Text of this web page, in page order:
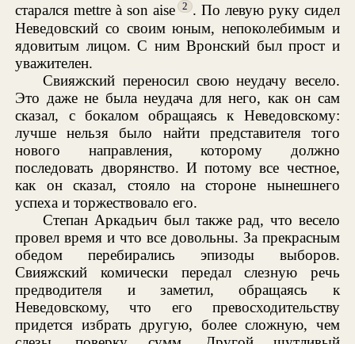
старался mettre à son aise
2 . По левую руку сидел
Неведовский со своим юным, непоколебимым и
ядовитым лицом. С ним Вронский был прост и
уважителен.
Свияжский переносил свою неудачу весело.
Это даже не была неудача для него, как он сам
сказал, с бокалом обращаясь к Неведовскому:
лучше нельзя было найти представителя того
нового направления, которому должно
последовать дворянство. И потому все честное,
как он сказал, стояло на стороне нынешнего
успеха и торжествовало его.
Степан Аркадьич был также рад, что весело
провел время и что все довольны. За прекрасным
обедом перебирались эпизоды выборов.
Свияжский комически передал слезную речь
предводителя и заметил, обращаясь к
Неведовскому, что его превосходительству
придется избрать другую, более сложную, чем